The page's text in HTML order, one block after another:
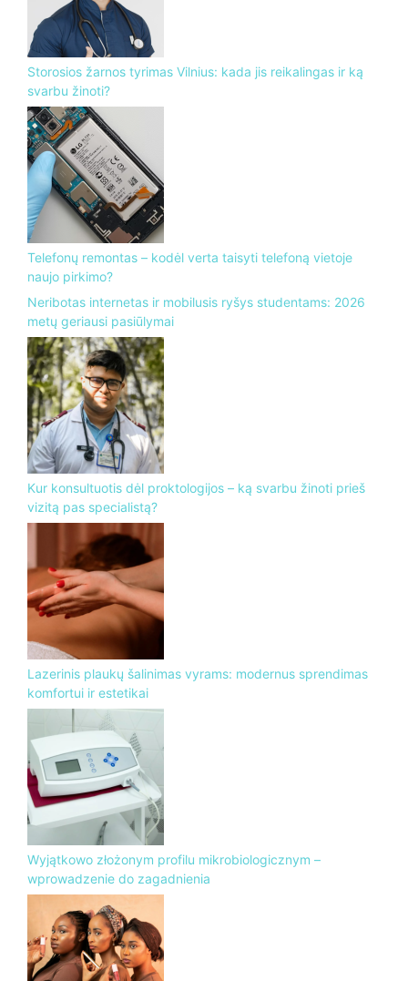
Storosios žarnos tyrimas Vilnius: kada jis reikalingas ir ką
svarbu žinoti?
Telefonų remontas – kodėl verta taisyti telefoną vietoje
naujo pirkimo?
Neribotas internetas ir mobilusis ryšys studentams: 2026
metų geriausi pasiūlymai
Kur konsultuotis dėl proktologijos – ką svarbu žinoti prieš
vizitą pas specialistą?
Lazerinis plaukų šalinimas vyrams: modernus sprendimas
komfortui ir estetikai
Wyjątkowo złożonym profilu mikrobiologicznym –
wprowadzenie do zagadnienia